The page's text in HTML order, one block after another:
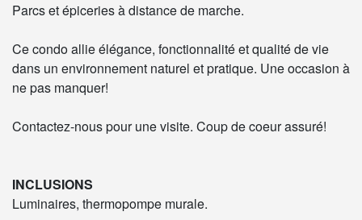
Parcs et épiceries à distance de marche.
Ce condo allie élégance, fonctionnalité et qualité de vie
dans un environnement naturel et pratique. Une occasion à
ne pas manquer!
Contactez-nous pour une visite. Coup de coeur assuré!
INCLUSIONS
Luminaires, thermopompe murale.